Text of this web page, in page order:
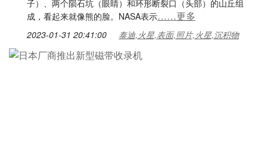
子）、两个陨石坑（眼睛）和环形断裂口（头部）的山丘组
成，看起来就像熊的脸。NASA表示……更多
2023-01-31 20:41:00 泰迪,火星,表面,照片,火星,沉积物